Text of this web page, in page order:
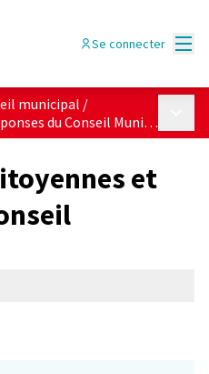
Se connecter
municipal /
du Conseil Municipal
et